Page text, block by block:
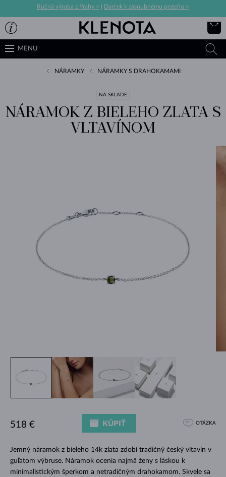
Ručná výroba z Prahy > Darček k zásnubnému prsteňu >
MENU
NÁRAMKY NÁRAMKY S DRAHOKAMAMI
NA SKLADE
NÁRAMOK Z BIELEHO ZLATA S
VLTAVÍNOM
Jemný náramok z bieleho 14k zlata zdobí tradičný český vltavín v
guľatom výbruse. Náramok ocenia najmä ženy s láskou k
minimalistickým šperkom a netradičným drahokamom. Skvele sa
518 € KÚPIŤ OTÁZKA